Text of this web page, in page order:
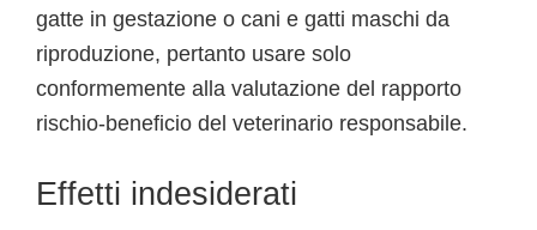
gatte in gestazione o cani e gatti maschi da
riproduzione, pertanto usare solo
conformemente alla valutazione del rapporto
rischio-beneficio del veterinario responsabile.
Effetti indesiderati